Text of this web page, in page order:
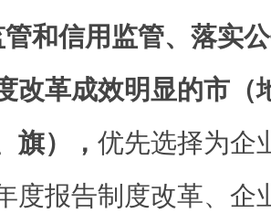
和信用监管、落实
改革成效明显的市（
旗）， 优先选择为企
度报告制度改革、企